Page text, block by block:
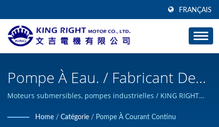
FRANÇAIS
Pompe À Eau. / Fabricant De
Moteurs À Engrenages
Planétaires | KING RIGHT
Moteurs submersibles, pompes industrielles / KING RIGHT
à courant continu sur mesure, et a obtenu la certification ISO
Home / Catégorie / Pompe À Courant Continu